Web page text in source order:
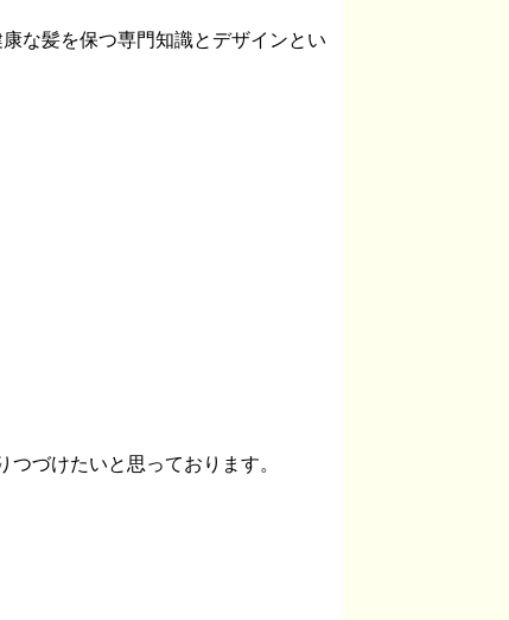
な髪を保つ専門知識とデザインとい
づけたいと思っております。